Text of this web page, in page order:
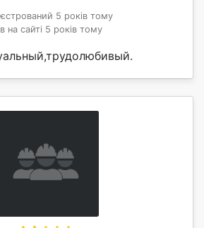
5 років тому
на сайті 5 років тому